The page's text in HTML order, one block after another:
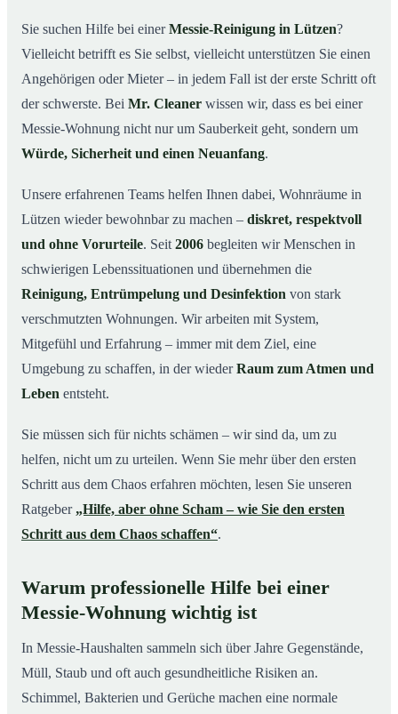
04Ablauf einer Messie-Reinigung
05Ihre Vorteile mit Mr. Cleaner in Lützen
06Messie-Hilfe in Lützen & Umgebung
Jetzt kostenlose Beratung zur Messie-Reinigung in
Lützen
Sie suchen Hilfe bei einerMessie-Reinigung in Lützen?
Vielleicht betrifft es Sie selbst, vielleicht unterstützen Sie einen
Angehörigen oder Mieter – in jedem Fall ist der erste Schritt oft
der schwerste. Bei Mr. Cleaner wissen wir, dass es bei einer
Messie-Wohnung nicht nur um Sauberkeit geht, sondern um
Würde, Sicherheit und einen Neuanfang.
Unsere erfahrenen Teams helfen Ihnen dabei, Wohnräume in
Lützen wieder bewohnbar zu machen – diskret, respektvoll
und ohne Vorurteile. Seit 2006 begleiten wir Menschen in
schwierigen Lebenssituationen und übernehmen die
Reinigung, Entrümpelung und Desinfektion von stark
verschmutzten Wohnungen. Wir arbeiten mit System,
Mitgefühl und Erfahrung – immer mit dem Ziel, eine
Umgebung zu schaffen, in der wiederRaum zum Atmen und
Leben entsteht.
Sie müssen sich für nichts schämen – wir sind da, um zu
helfen, nicht um zu urteilen. Wenn Sie mehr über den ersten
Schritt aus dem Chaos erfahren möchten, lesen Sie unseren
Ratgeber „Hilfe, aber ohne Scham – wie Sie den ersten
Schritt aus dem Chaos schaffen“.
Warum professionelle Hilfe bei einer
Messie-Wohnung wichtig ist
In Messie-Haushalten sammeln sich über Jahre Gegenstände,
Müll, Staub und oft auch gesundheitliche Risiken an.
Schimmel, Bakterien und Gerüche machen eine normale